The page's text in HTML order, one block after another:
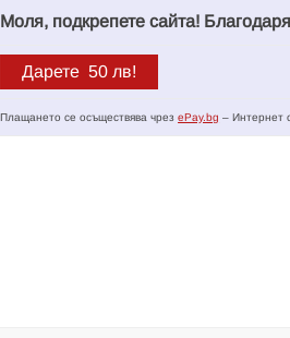
Моля, подкрепете сайта!
Плащането се осъществява чрезePay.bg – Интернет